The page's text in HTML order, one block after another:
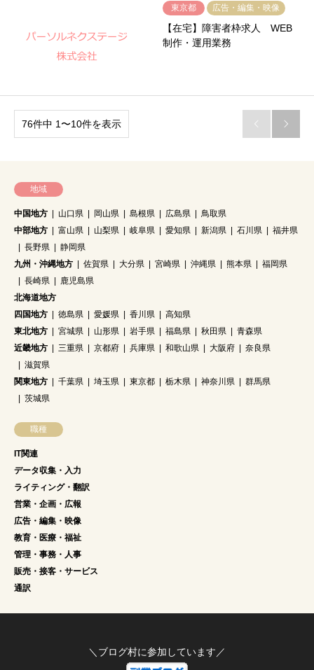
東京都 広告・編集・映像
【在宅】障害者枠求人 WEB
制作・運用業務
76件中 1〜10件を表示  
地域
中国地方 山口県 岡山県 島根県 広島県
鳥取県
中部地方
富山県 山梨県 岐阜県 愛知県 新潟県 石川県
福井県
長野県
静岡県
九州・沖縄地方
佐賀県 大分県 宮崎県 沖縄県 熊本県
福岡県
長崎県
鹿児島県
北海道地方
四国地方
徳島県 愛媛県 香川県
高知県
東北地方
宮城県 山形県 岩手県 福島県 秋田県
青森県
近畿地方
三重県 京都府 兵庫県 和歌山県 大阪府
奈良県
滋賀県
関東地方
千葉県 埼玉県 東京都 栃木県 神奈川県
群馬県
茨城県
職種
IT関連
データ収集・入力
ライティング・翻訳
営業・企画・広報
広告・編集・映像
教育・医療・福祉
管理・事務・人事
販売・接客・サービス
通訳
＼ブログ村に参加しています／